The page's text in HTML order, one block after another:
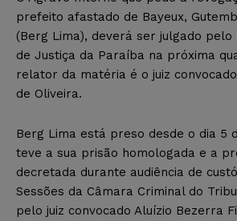
prefeito afastado de Bayeux,
(Berg Lima), deverá ser julgado pelo
de Justiça da Paraíba na próxima
relator da matéria é o juiz
de Oliveira.
Berg Lima está preso desde o dia 5
teve a sua prisão homologada e a
decretada durante audiência de
Sessões da Câmara Criminal do
pelo juiz convocado Aluízio Bezerra